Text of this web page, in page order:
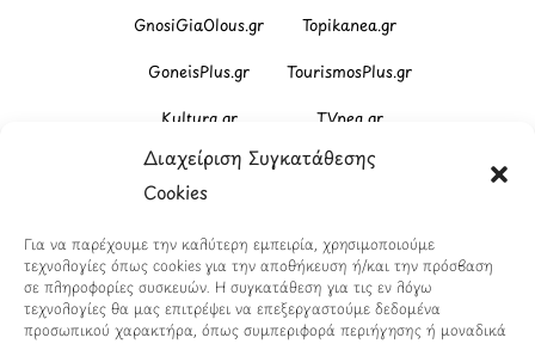
Διαχείριση Συγκατάθεσης
Cookies
Για να παρέχουμε την καλύτερη εμπειρία, χρησιμοποιούμε
τεχνολογίες όπως cookies για την αποθήκευση ή/και την πρόσβαση
σε πληροφορίες συσκευών. Η συγκατάθεση για τις εν λόγω
τεχνολογίες θα μας επιτρέψει να επεξεργαστούμε δεδομένα
προσωπικού χαρακτήρα, όπως συμπεριφορά περιήγησης ή μοναδικά
GnosiGiaOlous.gr Topikanea.gr
GoneisPlus.gr TourismosPlus.gr
Kultura.gr TVnea.gr
Loatki.gr Upnow.gr
ModernaGynaika.gr Xristianika.gr
OikonomiaPlus.gr ZoumeKalytera.gr